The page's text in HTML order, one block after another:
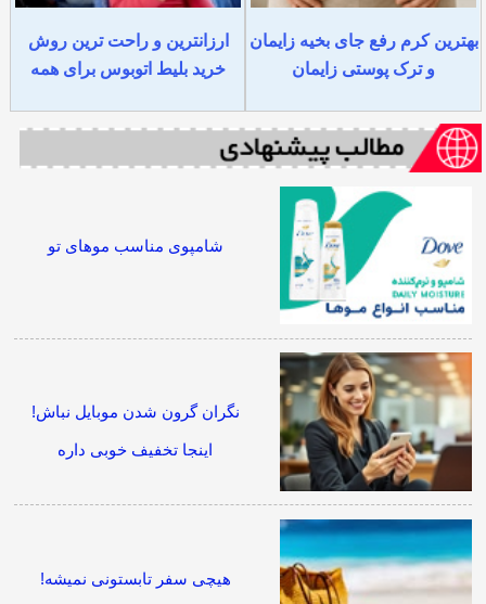
بهترین کرم رفع جای بخیه زایمان
و ترک پوستی زایمان
ارزانترین و راحت ترین روش
خرید بلیط اتوبوس برای همه
شامپوی مناسب موهای تو
نگران گرون شدن موبایل نباش!
اینجا تخفیف خوبی داره
هیچی سفر تابستونی نمیشه!